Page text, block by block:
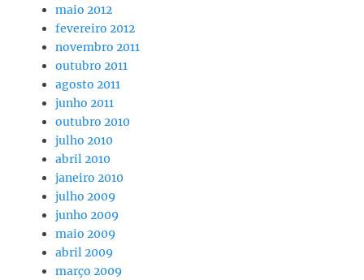
maio 2012
fevereiro 2012
novembro 2011
outubro 2011
agosto 2011
junho 2011
outubro 2010
julho 2010
abril 2010
janeiro 2010
julho 2009
junho 2009
maio 2009
abril 2009
março 2009